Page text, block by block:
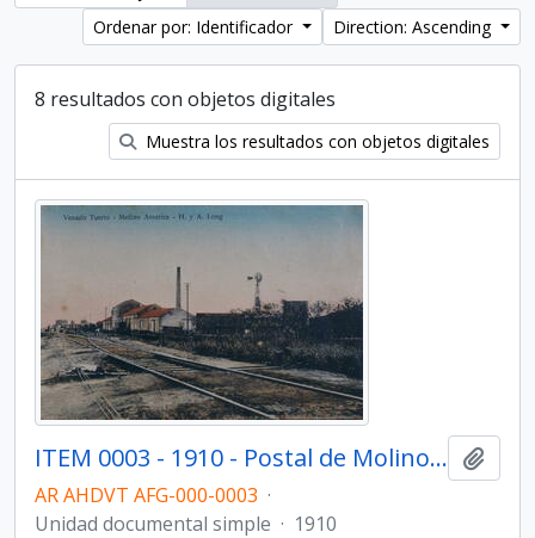
Ordenar por: Identificador
Direction: Ascending
8 resultados con objetos digitales
Muestra los resultados con objetos digitales
ITEM 0003 - 1910 - Postal de Molino América.
AR AHDVT AFG-000-0003 ·
Unidad documental simple · 1910